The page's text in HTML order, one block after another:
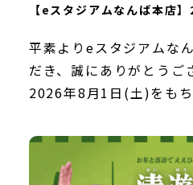
【eスタジアムなんば本店
平素よりeスタジアムな
だき、誠にありがとうご
2026年8月1日(土)をも
年を迎えました。この節
ま […]